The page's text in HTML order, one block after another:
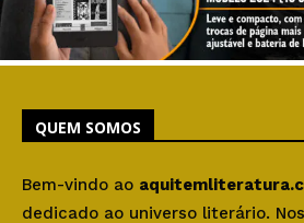
QUEM SOMOS
Bem-vindo ao
dedicado ao universo literário.